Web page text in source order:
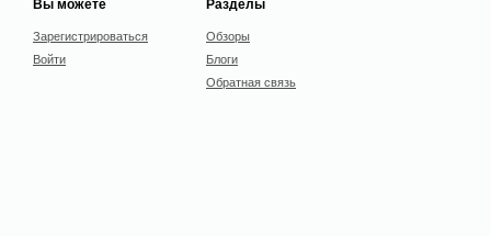
Зарегистрироваться
Войти
Обзоры
Блоги
Обратная связь